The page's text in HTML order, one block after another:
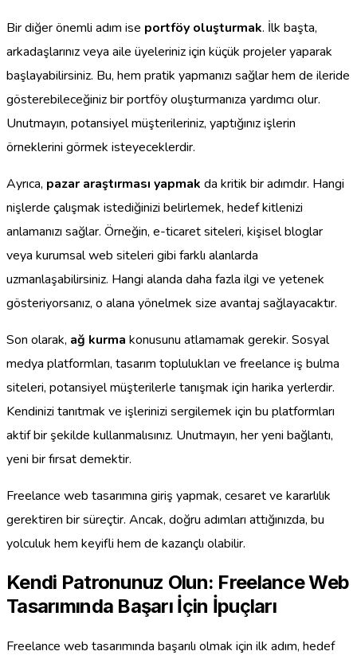
Bir diğer önemli adım ise portföy oluşturmak. İlk başta,
arkadaşlarınız veya aile üyeleriniz için küçük projeler yaparak
başlayabilirsiniz. Bu, hem pratik yapmanızı sağlar hem de ileride
gösterebileceğiniz bir portföy oluşturmanıza yardımcı olur.
Unutmayın, potansiyel müşterileriniz, yaptığınız işlerin
örneklerini görmek isteyeceklerdir.
Ayrıca, pazar araştırması yapmak da kritik bir adımdır. Hangi
nişlerde çalışmak istediğinizi belirlemek, hedef kitlenizi
anlamanızı sağlar. Örneğin, e-ticaret siteleri, kişisel bloglar
veya kurumsal web siteleri gibi farklı alanlarda
uzmanlaşabilirsiniz. Hangi alanda daha fazla ilgi ve yetenek
gösteriyorsanız, o alana yönelmek size avantaj sağlayacaktır.
Son olarak, ağ kurma konusunu atlamamak gerekir. Sosyal
medya platformları, tasarım toplulukları ve freelance iş bulma
siteleri, potansiyel müşterilerle tanışmak için harika yerlerdir.
Kendinizi tanıtmak ve işlerinizi sergilemek için bu platformları
aktif bir şekilde kullanmalısınız. Unutmayın, her yeni bağlantı,
yeni bir fırsat demektir.
Freelance web tasarımına giriş yapmak, cesaret ve kararlılık
gerektiren bir süreçtir. Ancak, doğru adımları attığınızda, bu
yolculuk hem keyifli hem de kazançlı olabilir.
Kendi Patronunuz Olun: Freelance Web
Tasarımında Başarı İçin İpuçları
Freelance web tasarımında başarılı olmak için ilk adım, hedef